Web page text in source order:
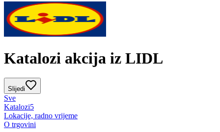
Katalozi akcija iz LIDL
Slijedi
Sve
Katalozi5
Lokacije, radno vrijeme
O trgovini